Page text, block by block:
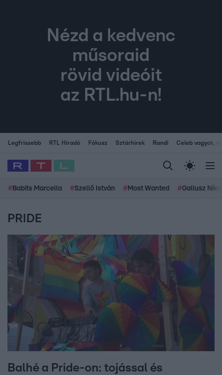
Nézd a kedvenc
műsoraid
rövid videóit
az RTL.hu-n!
Legfrissebb RTL Híradó Fókusz Sztárhírek Randi Celeb vagyok,
# Babits Marcella #Szellő István # Most Wanted #Gallusz
PRIDE
Balhé a Pride-on: tojással és